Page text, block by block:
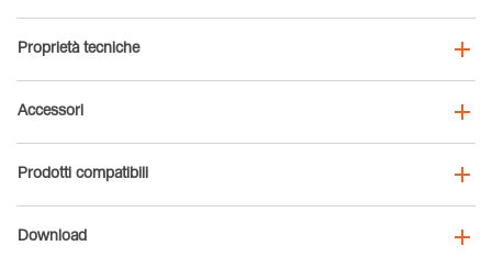
Proprietà tecniche
Accessori
Prodotti compatibili
Download